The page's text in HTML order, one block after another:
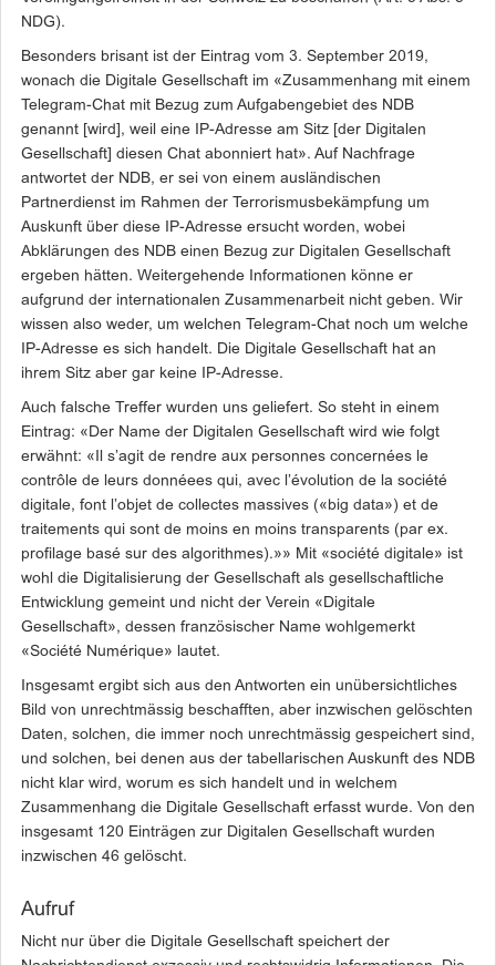
NDG).
Besonders brisant ist der Eintrag vom 3. September 2019,
wonach die Digitale Gesellschaft im «Zusammenhang mit einem
Telegram-Chat mit Bezug zum Aufgabengebiet des NDB
genannt [wird], weil eine IP-Adresse am Sitz [der Digitalen
Gesellschaft] diesen Chat abonniert hat». Auf Nachfrage
antwortet der NDB, er sei von einem ausländischen
Partnerdienst im Rahmen der Terrorismusbekämpfung um
Auskunft über diese IP-Adresse ersucht worden, wobei
Abklärungen des NDB einen Bezug zur Digitalen Gesellschaft
ergeben hätten. Weitergehende Informationen könne er
aufgrund der internationalen Zusammenarbeit nicht geben. Wir
wissen also weder, um welchen Telegram-Chat noch um welche
IP-Adresse es sich handelt. Die Digitale Gesellschaft hat an
ihrem Sitz aber gar keine IP-Adresse.
Auch falsche Treffer wurden uns geliefert. So steht in einem
Eintrag: «Der Name der Digitalen Gesellschaft wird wie folgt
erwähnt: «Il s’agit de rendre aux personnes concernées le
contrôle de leurs donnéees qui, avec l’évolution de la société
digitale, font l’objet de collectes massives («big data») et de
traitements qui sont de moins en moins transparents (par ex.
profilage basé sur des algorithmes).»» Mit «société digitale» ist
wohl die Digitalisierung der Gesellschaft als gesellschaftliche
Entwicklung gemeint und nicht der Verein «Digitale
Gesellschaft», dessen französischer Name wohlgemerkt
«Société Numérique» lautet.
Insgesamt ergibt sich aus den Antworten ein unübersichtliches
Bild von unrechtmässig beschafften, aber inzwischen gelöschten
Daten, solchen, die immer noch unrechtmässig gespeichert sind,
und solchen, bei denen aus der tabellarischen Auskunft des NDB
nicht klar wird, worum es sich handelt und in welchem
Zusammenhang die Digitale Gesellschaft erfasst wurde. Von den
insgesamt 120 Einträgen zur Digitalen Gesellschaft wurden
inzwischen 46 gelöscht.
Aufruf
Nicht nur über die Digitale Gesellschaft speichert der